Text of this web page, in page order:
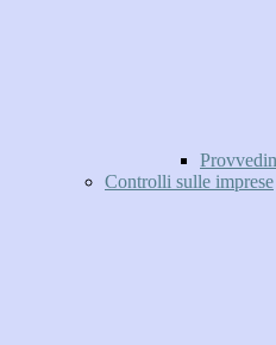
Controlli sulle imprese